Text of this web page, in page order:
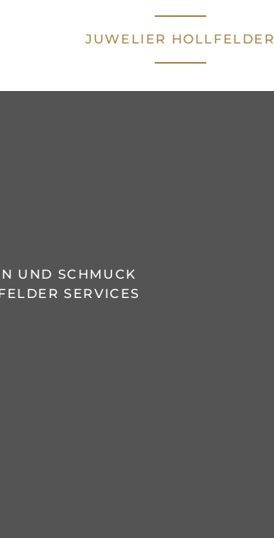
JUWELIER HOLLFELDER
UND SCHMUCK
SERVICES